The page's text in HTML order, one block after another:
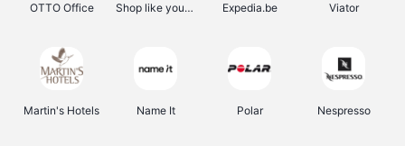
OTTO Office Shop like you Give A Damn Expedia.be Viator
Martin's Hotels Name It Polar Nespresso